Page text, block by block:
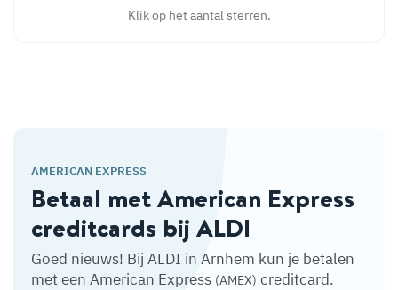
Klik op het aantal sterren.
AMERICAN EXPRESS
Betaal met American Express
creditcards bij ALDI
Goed nieuws! Bij ALDI in Arnhem kun je betalen
met een American Express (AMEX) creditcard.